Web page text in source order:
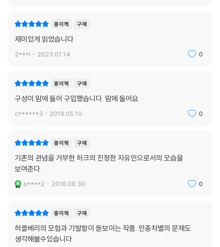
종이책 구매
재미있게 읽었습니다
2***l 2023.01.14. 0
종이책 구매
구성이 맘에 들어 구입했습니다. 맘에 들어요
c******3 2019.05.10. 0
종이책 구매
기존의 관념을 거부한 허크의 진정한 자유인으로서의 모습을
보여준다.
s****2 2016.08.30. 0
종이책 구매
허클베리의 모험과 기발함이 돋보이는 작품. 인종차별의 문제도
생각해볼수있습니다